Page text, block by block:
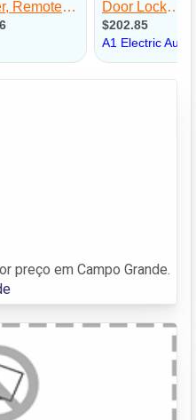
preço em Campo Grande.